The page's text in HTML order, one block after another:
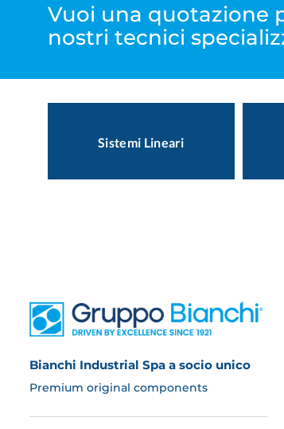
Vuoi una quotazione
nostri tecnici
Sistemi Lineari
Bianchi Industrial Spa a socio unico
Premium original components